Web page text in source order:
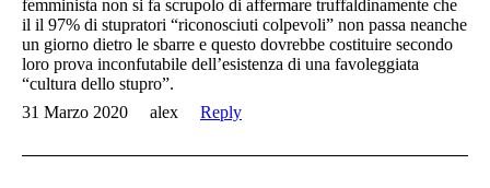
femminista non si fa scrupolo di affermare truffaldinamente che
il il 97% di stupratori “riconosciuti colpevoli” non passa neanche
un giorno dietro le sbarre e questo dovrebbe costituire secondo
loro prova inconfutabile dell’esistenza di una favoleggiata
“cultura dello stupro”.
31 Marzo 2020
alex Reply